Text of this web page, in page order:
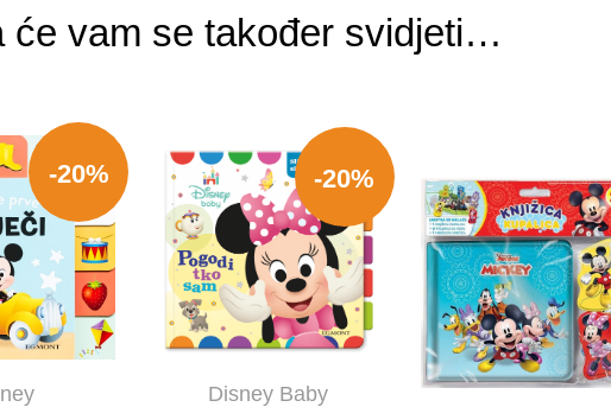
će vam se također svidjeti…
-20% -20%
Disney Baby